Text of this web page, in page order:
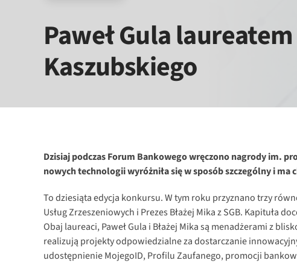
Paweł Gula
Kaszubskiego
Dzisiaj podczas Forum Bankowego wręczono nagrody im.
nowych technologii wyróżniła się w sposób szczególny i ma
To dziesiąta edycja konkursu. W tym roku przyznano trzy
Usług Zrzeszeniowych i Prezes Błażej Mika z SGB. Kapituła
Obaj laureaci, Paweł Gula i Błażej Mika są menadżerami z
realizują projekty odpowiedzialne za dostarczanie
udostępnienie MojegoID, Profilu Zaufanego, promocji